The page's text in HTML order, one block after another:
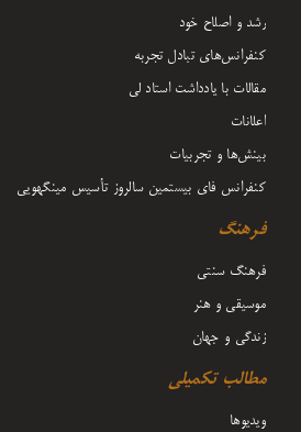
رشد و اصلاح خود
کنفرانس‌های تبادل تجربه
مقالات با یادداشت‌ استاد لی
اعلانات
بینش‌ها و تجربیات
کنفرانس فای بیستمین سالروز تأسیس مینگهویی
فرهنگ
فرهنگ سنتی
موسیقی و هنر
زندگی و جهان
مطالب تکمیلی
ویدیوها